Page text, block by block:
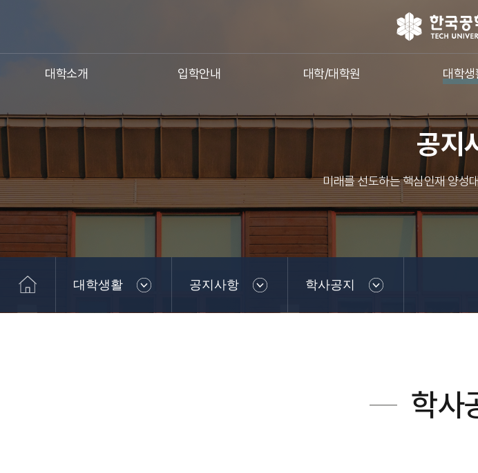
대학소개 입학안내 대학/대학원 대학생
공지
미래를 선도하는 핵심인재 양성
대학생활 공지사항 학사공지
학사